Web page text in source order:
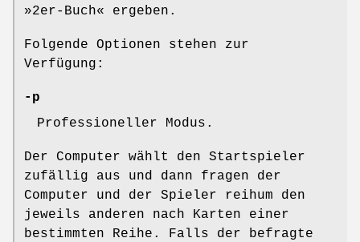
»2er-Buch« ergeben.
Folgende Optionen stehen zur
Verfügung:
-p
Professioneller Modus.
Der Computer wählt den Startspieler
zufällig aus und dann fragen der
Computer und der Spieler reihum den
jeweils anderen nach Karten einer
bestimmten Reihe. Falls der befragte